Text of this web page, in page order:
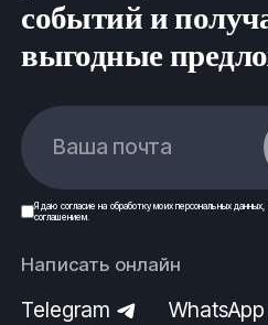
событий и
выгодные
Ваша почта
Я даю согласие на обработку моих персональных данных
соглашением.
Написать онлайн
Telegram
WhatsApp